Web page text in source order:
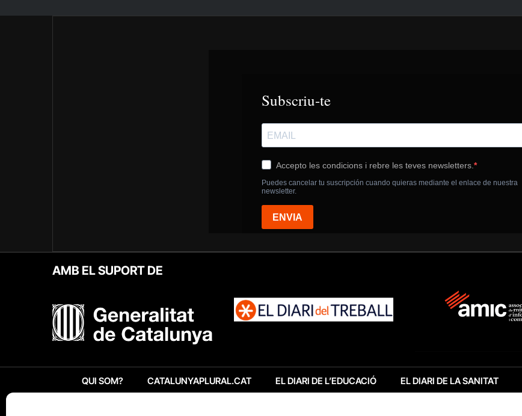
AMB EL SUPORT DE
QUI SOM? CATALUNYAPLURAL.CAT EL DIARI DE L’EDUCACIÓ EL DIARI DE LA SANITAT